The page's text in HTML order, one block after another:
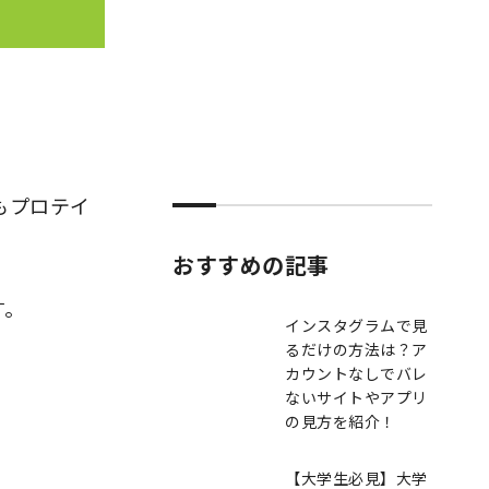
ロテイ
おすすめの記事
インスタグラムで見
るだけの方法は？ア
カウントなしでバレ
ないサイトやアプリ
の見方を紹介！
【大学生必見】大学